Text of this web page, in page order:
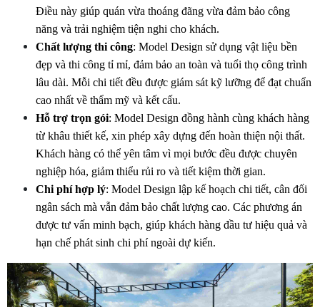
Điều này giúp quán vừa thoáng đãng vừa đảm bảo công
năng và trải nghiệm tiện nghi cho khách.
Chất lượng thi công: Model Design sử dụng vật liệu bền
đẹp và thi công tỉ mỉ, đảm bảo an toàn và tuổi thọ công trình
lâu dài. Mỗi chi tiết đều được giám sát kỹ lưỡng để đạt chuẩn
cao nhất về thẩm mỹ và kết cấu.
Hỗ trợ trọn gói: Model Design đồng hành cùng khách hàng
từ khâu thiết kế, xin phép xây dựng đến hoàn thiện nội thất.
Khách hàng có thể yên tâm vì mọi bước đều được chuyên
nghiệp hóa, giảm thiểu rủi ro và tiết kiệm thời gian.
Chi phí hợp lý: Model Design lập kế hoạch chi tiết, cân đối
ngân sách mà vẫn đảm bảo chất lượng cao. Các phương án
được tư vấn minh bạch, giúp khách hàng đầu tư hiệu quả và
hạn chế phát sinh chi phí ngoài dự kiến.